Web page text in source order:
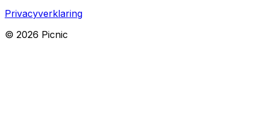
Privacyverklaring
© 2026 Picnic